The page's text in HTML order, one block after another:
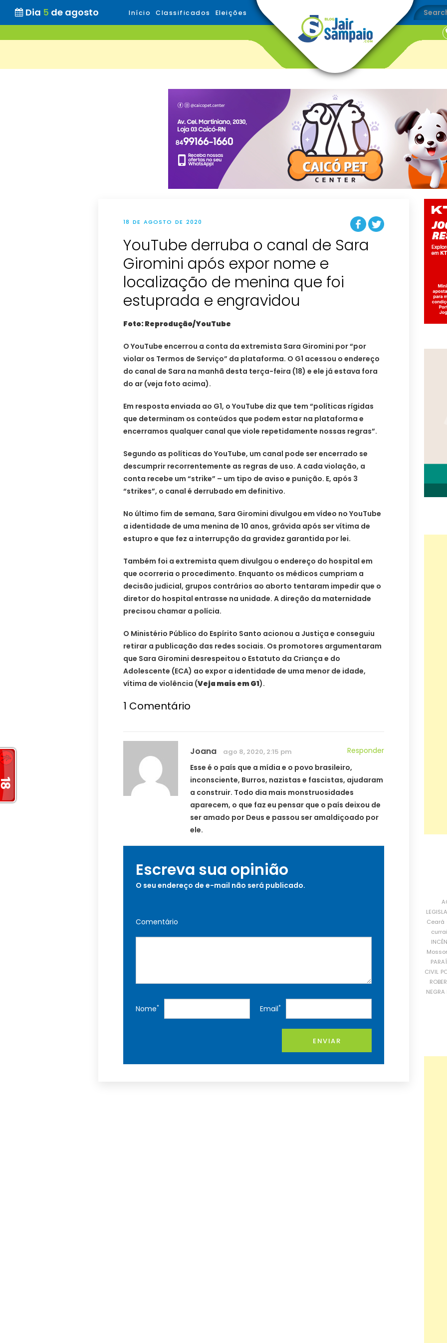
Dia 5 de agosto Início Classificados Eleições
18 DE AGOSTO DE 2020
YouTube derruba o canal de Sara
Giromini após expor nome e
localização de menina que foi
estuprada e engravidou
Foto: Reprodução/YouTube
O YouTube encerrou a conta da extremista Sara Giromini por “por
violar os Termos de Serviço” da plataforma. O G1 acessou o endereço
do canal de Sara na manhã desta terça-feira (18) e ele já estava fora
do ar (veja foto acima).
Em resposta enviada ao G1, o YouTube diz que tem “políticas rígidas
que determinam os conteúdos que podem estar na plataforma e
encerramos qualquer canal que viole repetidamente nossas regras”.
Segundo as políticas do YouTube, um canal pode ser encerrado se
descumprir recorrentemente as regras de uso. A cada violação, a
conta recebe um “strike” – um tipo de aviso e punição. E, após 3
“strikes”, o canal é derrubado em definitivo.
No último fim de semana, Sara Giromini divulgou em vídeo no YouTube
a identidade de uma menina de 10 anos, grávida após ser vítima de
estupro e que fez a interrupção da gravidez garantida por lei.
Também foi a extremista quem divulgou o endereço do hospital em
que ocorreria o procedimento. Enquanto os médicos cumpriam a
decisão judicial, grupos contrários ao aborto tentaram impedir que o
diretor do hospital entrasse na unidade. A direção da maternidade
precisou chamar a polícia.
O Ministério Público do Espírito Santo acionou a Justiça e conseguiu
retirar a publicação das redes sociais. Os promotores argumentaram
que Sara Giromini desrespeitou o Estatuto da Criança e do
Adolescente (ECA) ao expor a identidade de uma menor de idade,
vítima de violência (Veja mais em G1).
1 Comentário
Joana ago 8, 2020, 2:15 pm
Responder
Esse é o país que a mídia e o povo brasileiro,
inconsciente, Burros, nazistas e fascistas, ajudaram
a construir. Todo dia mais monstruosidades
aparecem, o que faz eu pensar que o país deixou de
ser amado por Deus e passou ser amaldiçoado por
ele.
Escreva sua opinião
O seu endereço de e-mail não será publicado.
Comentário
Nome* Email*
ENVIAR
Ceará
CIVIL
NEGRA